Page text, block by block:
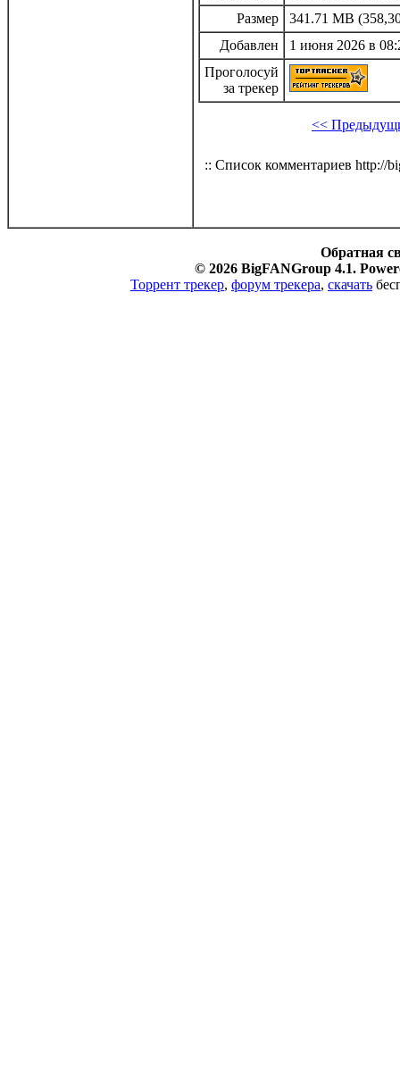
Размер
341.71 MB
Добавлен
1 июня 2026 в
Проголосуй
за трекер
<<
:: Список комментариев http://
Обратная
© 2026 BigFANGroup 4.1.
Торрент трекер, форум трекера, скачать